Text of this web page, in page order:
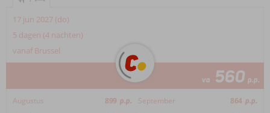
17 jun 2027 (do)
5 dagen (4 nachten)
vanaf Brussel
va 560 p.p.
Augustus 899 p.p. September 864 p.p.